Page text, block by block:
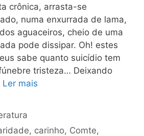
crônica, arrasta-se
numa enxurrada de lama,
aguaceiros, cheio de uma
pode dissipar. Oh! estes
sabe quanto suicídio tem
tristeza… Deixando
Ler mais
, carinho, Comte,